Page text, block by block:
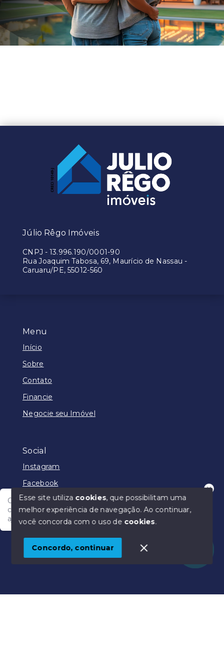
Menu
Início
Sobre
Contato
Financie
Negocie seu Imóvel
Social
Instagram
Facebook
© Copyright 2026 - Júlio Rêgo Imóveis - Todos os
SITE PARA IMOBILIARIA
Júlio Rêgo Imóveis
CNPJ - 13.996.190/0001-90
Rua Joaquim Tabosa, 69, Maurício de Nassau -
Caruaru/PE, 55012-560
Olá! Nosso atendimento funciona em horário
comercial e em breve vamos responder para te
ajudar.
Esse site utiliza cookies, que possibilitam uma
melhor experiência de navegação.Ao continuar,
você concorda com o uso de cookies.
Concordo, continuar